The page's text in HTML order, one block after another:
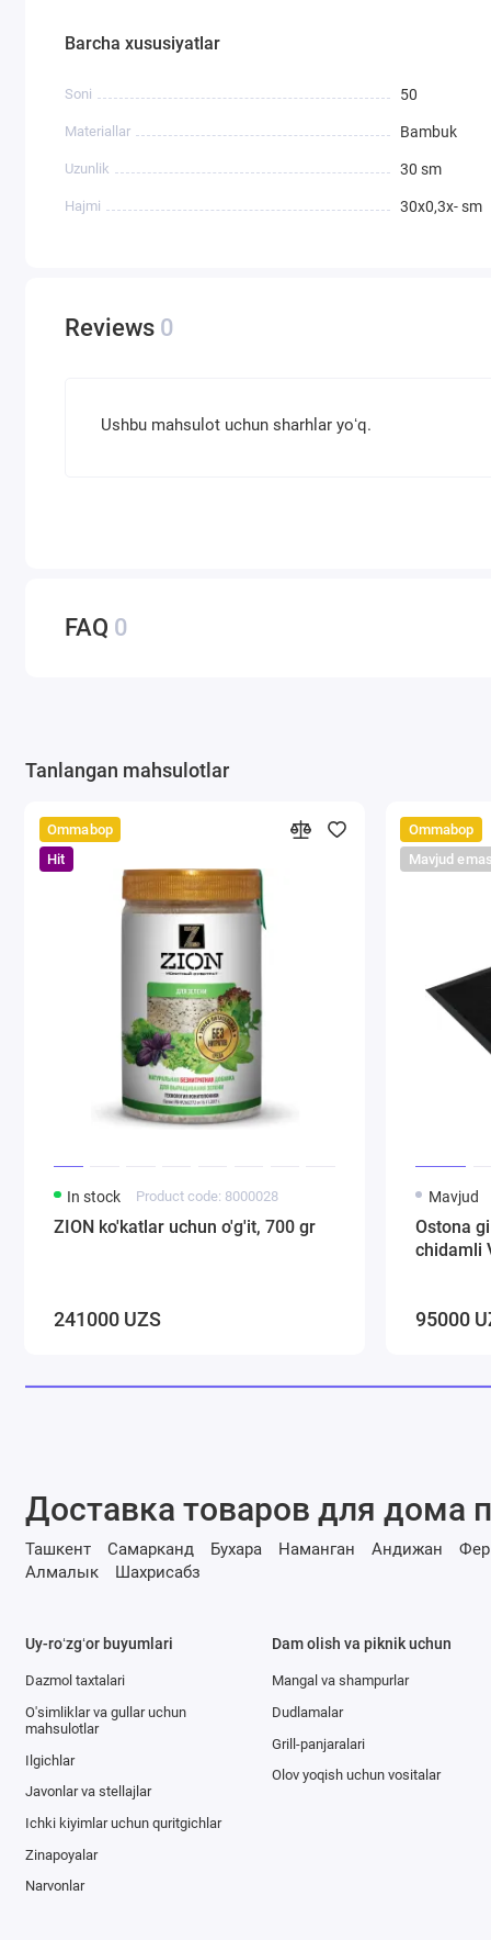
Barcha xususiyatlar
Soni 50
Materiallar Bambuk
Uzunlik 30 sm
Hajmi 30x0,3х- sm
Reviews 0
Ushbu mahsulot uchun sharhlar yoʻq.
FAQ 0
Tanlangan mahsulotlar
Ommabop
Hit
In stock Product code: 8000028
ZION ko'katlar uchun o'g'it, 700 gr
241000 UZS
Ommabop
Mavjud
Mavjud
Ostona
chidamli
95000
Доставка товаров для дома
Ташкент Самарканд Бухара Наманган Андижан
Алмалык
Шахрисабз
Uy-roʻzgʻor buyumlari
Dazmol taxtalari
O'simliklar va gullar uchun
mahsulotlar
Ilgichlar
Javonlar va stellajlar
Ichki kiyimlar uchun quritgichlar
Zinapoyalar
Narvonlar
Dam olish va piknik uchun
Mangal va shampurlar
Dudlamalar
Grill-panjaralari
Olov yoqish uchun vositalar